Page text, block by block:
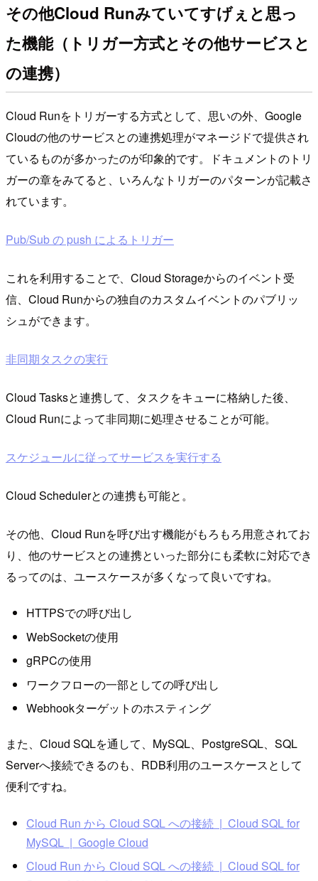
その他Cloud Runみていてすげぇと思っ
た機能（トリガー方式とその他サービスと
の連携）
Cloud Runをトリガーする方式として、思いの外、Google
Cloudの他のサービスとの連携処理がマネージドで提供され
ているものが多かったのが印象的です。ドキュメントのトリ
ガーの章をみてると、いろんなトリガーのパターンが記載さ
れています。
Pub/Sub の push によるトリガー
これを利用することで、Cloud Storageからのイベント受
信、Cloud Runからの独自のカスタムイベントのパブリッ
シュができます。
非同期タスクの実行
Cloud Tasksと連携して、タスクをキューに格納した後、
Cloud Runによって非同期に処理させることが可能。
スケジュールに従ってサービスを実行する
Cloud Schedulerとの連携も可能と。
その他、Cloud Runを呼び出す機能がもろもろ用意されてお
り、他のサービスとの連携といった部分にも柔軟に対応でき
るってのは、ユースケースが多くなって良いですね。
HTTPSでの呼び出し
WebSocketの使用
gRPCの使用
ワークフローの一部としての呼び出し
Webhookターゲットのホスティング
また、Cloud SQLを通して、MySQL、PostgreSQL、SQL
Serverへ接続できるのも、RDB利用のユースケースとして
便利ですね。
Cloud Run から Cloud SQL への接続 | Cloud SQL for
MySQL | Google Cloud
Cloud Run から Cloud SQL への接続 | Cloud SQL for